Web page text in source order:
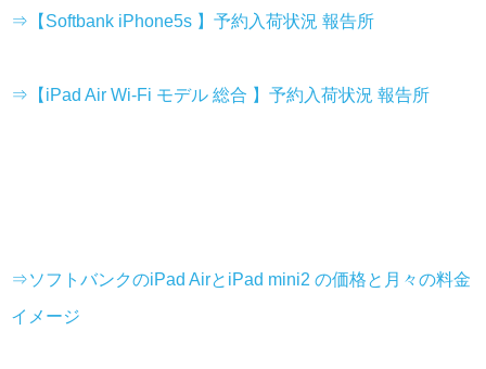
⇒【Softbank iPhone5s 】予約入荷状況 報告所
⇒【iPad Air Wi-Fi モデル 総合 】予約入荷状況 報告所
⇒ソフトバンクのiPad AirとiPad mini2 の価格と月々の料金
イメージ